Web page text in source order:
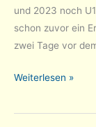
und 2023 noch
schon zuvor ein
zwei Tage vor
Platz
für
Weiterlesen »